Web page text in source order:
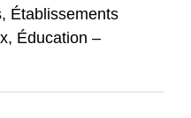
Établissements
Éducation –